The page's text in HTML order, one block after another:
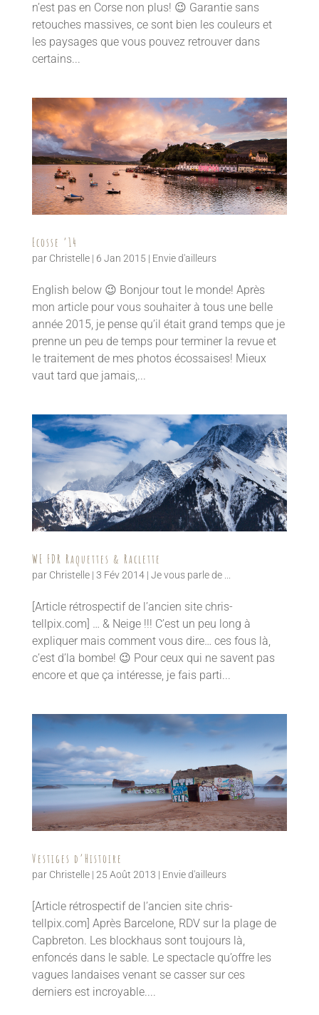
n’est pas en Corse non plus! 😉 Garantie sans
retouches massives, ce sont bien les couleurs et
les paysages que vous pouvez retrouver dans
certains...
Ecosse ’14
par Christelle| 6 Jan 2015 | Envie d'ailleurs
English below 😉 Bonjour tout le monde! Après
mon article pour vous souhaiter à tous une belle
année 2015, je pense qu’il était grand temps que je
prenne un peu de temps pour terminer la revue et
le traitement de mes photos écossaises! Mieux
vaut tard que jamais,...
WE FDR Raquettes & Raclette
par Christelle| 3 Fév 2014| Je vous parle de ...
[Article rétrospectif de l’ancien site chris-
tellpix.com] … & Neige !!! C’est un peu long à
expliquer mais comment vous dire… ces fous là,
c’est d’la bombe! 😉 Pour ceux qui ne savent pas
encore et que ça intéresse, je fais parti...
Vestiges d’Histoire
par Christelle| 25 Août 2013 | Envie d'ailleurs
[Article rétrospectif de l’ancien site chris-
tellpix.com] Après Barcelone, RDV sur la plage de
Capbreton. Les blockhaus sont toujours là,
enfoncés dans le sable. Le spectacle qu’offre les
vagues landaises venant se casser sur ces
derniers est incroyable....